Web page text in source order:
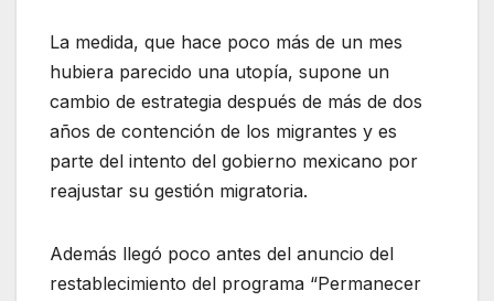
La medida, que hace poco más de un mes
hubiera parecido una utopía, supone un
cambio de estrategia después de más de dos
años de contención de los migrantes y es
parte del intento del gobierno mexicano por
reajustar su gestión migratoria.
Además llegó poco antes del anuncio del
restablecimiento del programa “Permanecer